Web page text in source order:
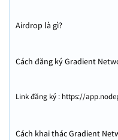
Airdrop là gì?
Cách đăng ký Gradient
Link đăng ký : https://
Cách khai thác Gradient